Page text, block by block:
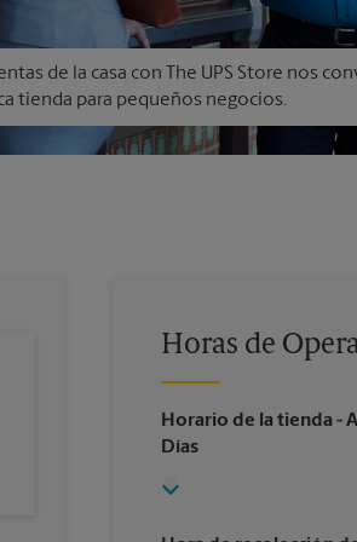
de la casa con The UPS Store nos
tienda para pequeños negocios.
Horas de
Horario de la tienda -
Días